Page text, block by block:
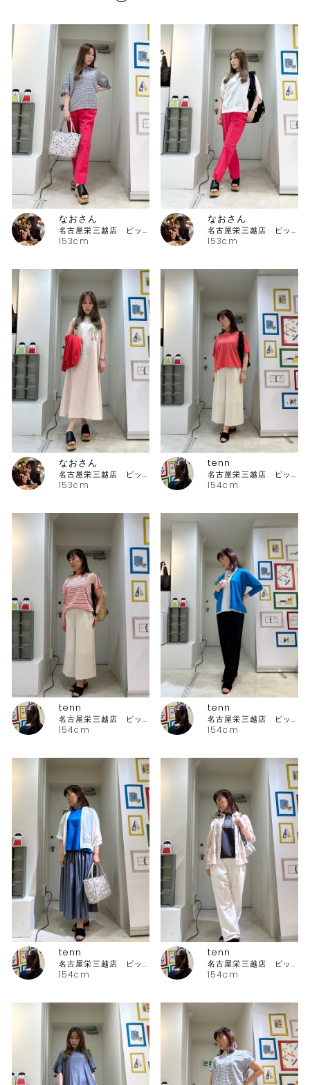
153cm
なおさん
名古屋栄三越店 ピッコーネ
153cm
なおさん
名古屋栄三越店 ピッコーネ
153cm
なおさん
名古屋栄三越店 ピッコーネ
154cm
tenn
名古屋栄三越店 ピッコーネ
154cm
tenn
名古屋栄三越店 ピッコーネ
154cm
tenn
名古屋栄三越店 ピッコーネ
154cm
tenn
名古屋栄三越店 ピッコーネ
154cm
tenn
名古屋栄三越店 ピッコーネ